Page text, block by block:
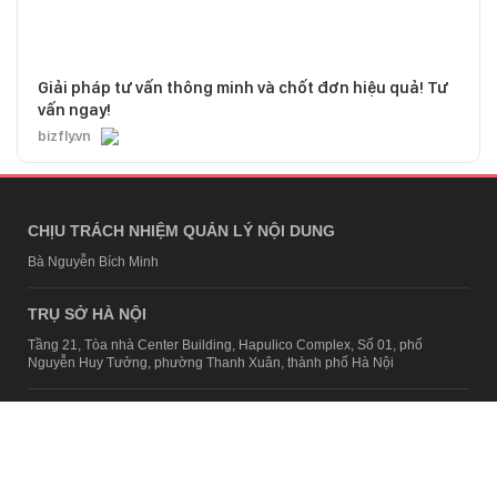
Giải pháp tư vấn thông minh và chốt đơn hiệu quả! Tư
vấn ngay!
bizfly.vn
CHỊU TRÁCH NHIỆM QUẢN LÝ NỘI DUNG
Bà Nguyễn Bích Minh
TRỤ SỞ HÀ NỘI
Tầng 21, Tòa nhà Center Building, Hapulico Complex, Số 01, phố
Nguyễn Huy Tưởng, phường Thanh Xuân, thành phố Hà Nội